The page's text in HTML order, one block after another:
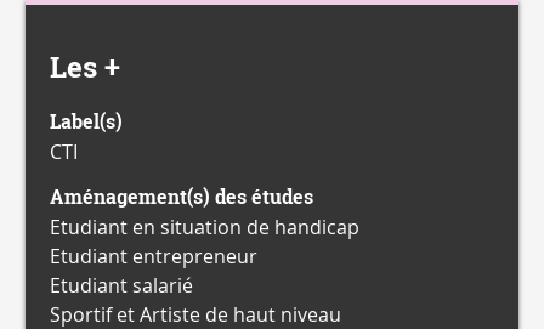
Les +
Label(s)
CTI
Aménagement(s) des études
Etudiant en situation de handicap
Etudiant entrepreneur
Etudiant salarié
Sportif et Artiste de haut niveau